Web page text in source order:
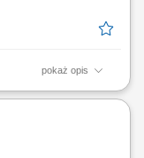
pokaż opis
zgodnie z
i systemu